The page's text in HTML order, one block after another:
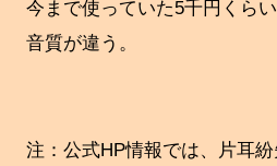
今まで使っていた5千円くら
音質が違う。
注：公式HP情報では、片耳